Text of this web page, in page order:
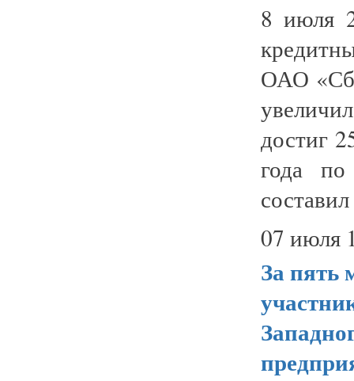
8 июля
ОАО
достиг
года
07 июля
За пять